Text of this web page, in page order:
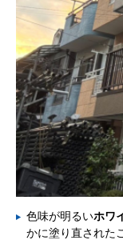
色味が明るいホワ
かに塗り直された